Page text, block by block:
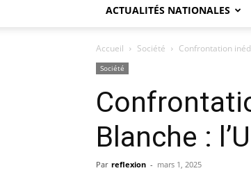
ACTUALITÉS NATIONALES
Accueil Société Confrontation
Société
Blanche :
Par reflexion - mars 1, 2025